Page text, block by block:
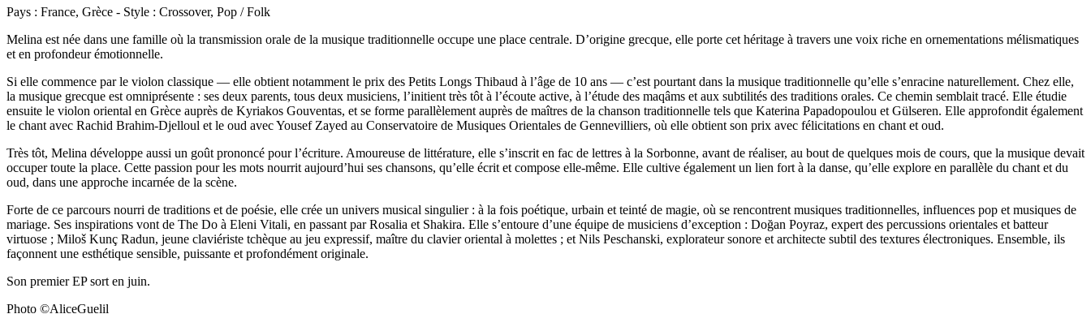
Pays : France, Grèce - Style : Crossover, Pop / Folk
Melina est née dans une famille où la transmission orale de la musique traditionnelle occupe une place centrale. D’origine grecque, elle porte cet héritage à travers une voix riche en ornementations mélismatiques
et en profondeur émotionnelle.
Si elle commence par le violon classique — elle obtient notamment le prix des Petits Longs Thibaud à l’âge de 10 ans — c’est pourtant dans la musique traditionnelle qu’elle s’enracine naturellement. Chez elle,
la musique grecque est omniprésente : ses deux parents, tous deux musiciens, l’initient très tôt à l’écoute active, à l’étude des maqâms et aux subtilités des traditions orales. Ce chemin semblait tracé. Elle étudie
ensuite le violon oriental en Grèce auprès de Kyriakos Gouventas, et se forme parallèlement auprès de maîtres de la chanson traditionnelle tels que Katerina Papadopoulou et Gülseren. Elle approfondit également
le chant avec Rachid Brahim-Djelloul et le oud avec Yousef Zayed au Conservatoire de Musiques Orientales de Gennevilliers, où elle obtient son prix avec félicitations en chant et oud.
Très tôt, Melina développe aussi un goût prononcé pour l’écriture. Amoureuse de littérature, elle s’inscrit en fac de lettres à la Sorbonne, avant de réaliser, au bout de quelques mois de cours, que la musique devait
occuper toute la place. Cette passion pour les mots nourrit aujourd’hui ses chansons, qu’elle écrit et compose elle-même. Elle cultive également un lien fort à la danse, qu’elle explore en parallèle du chant et du
oud, dans une approche incarnée de la scène.
Forte de ce parcours nourri de traditions et de poésie, elle crée un univers musical singulier : à la fois poétique, urbain et teinté de magie, où se rencontrent musiques traditionnelles, influences pop et musiques de
mariage. Ses inspirations vont de The Do à Eleni Vitali, en passant par Rosalia et Shakira. Elle s’entoure d’une équipe de musiciens d’exception : Doğan Poyraz, expert des percussions orientales et batteur
virtuose ; Miloš Kunç Radun, jeune claviériste tchèque au jeu expressif, maître du clavier oriental à molettes ; et Nils Peschanski, explorateur sonore et architecte subtil des textures électroniques. Ensemble, ils
façonnent une esthétique sensible, puissante et profondément originale.
Son premier EP sort en juin.
Photo ©AliceGuelil